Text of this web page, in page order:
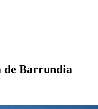
de Barrundia